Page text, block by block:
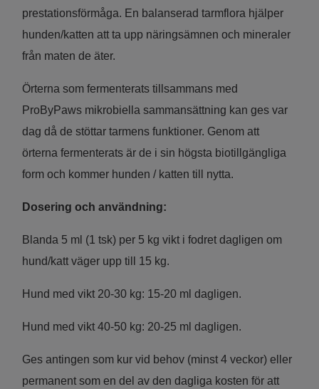
prestationsförmåga. En balanserad tarmflora hjälper
hunden/katten att ta upp näringsämnen och mineraler
från maten de äter.
Örterna som fermenterats tillsammans med
ProByPaws mikrobiella sammansättning kan ges var
dag då de stöttar tarmens funktioner. Genom att
örterna fermenterats är de i sin högsta biotillgängliga
form och kommer hunden / katten till nytta.
Dosering och användning:
Blanda 5 ml (1 tsk) per 5 kg vikt i fodret dagligen om
hund/katt väger upp till 15 kg.
Hund med vikt 20-30 kg: 15-20 ml dagligen.
Hund med vikt 40-50 kg: 20-25 ml dagligen.
Ges antingen som kur vid behov (minst 4 veckor) eller
permanent som en del av den dagliga kosten för att